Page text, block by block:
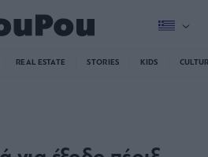
REAL ESTATE STORIES KIDS